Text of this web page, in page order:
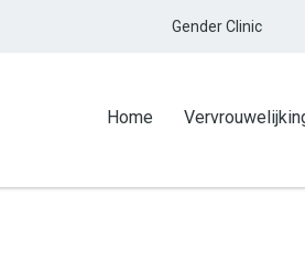
Gender Clinic
Home